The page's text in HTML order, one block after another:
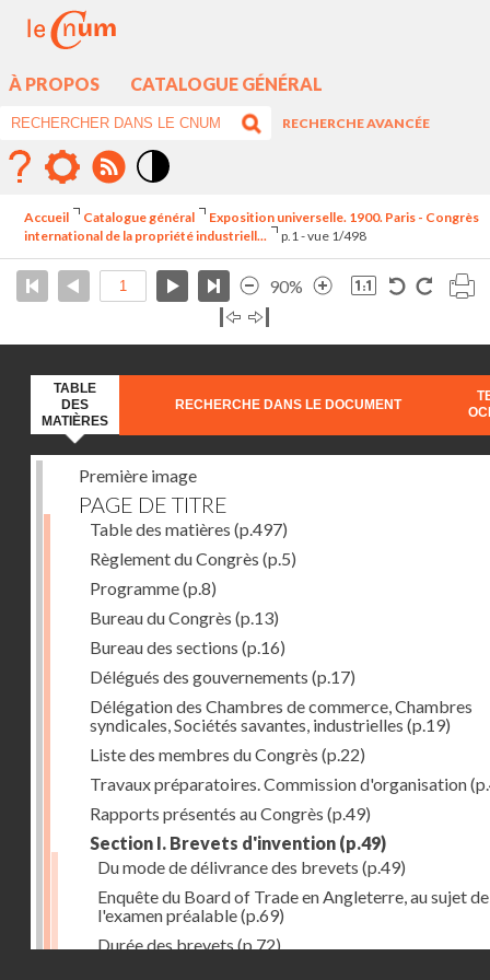
À PROPOS CATALOGUE GÉNÉRAL
RECHERCHE AVANCÉE
élévé
Accueil Catalogue général
Exposition universelle. 1900. Paris - Congrès
international de la propriété industriell...
p.1 - vue 1/498
90%
TABLE
DES
MATIÈRES
RECHERCHE DANS LE DOCUMENT
Première image
PAGE DE TITRE
Table des matières (p.497)
Règlement du Congrès (p.5)
Programme(p.8)
Bureau du Congrès (p.13)
Bureau des sections (p.16)
Délégués des gouvernements (p.17)
Délégation des Chambres de commerce, Chambres
syndicales, Sociétés savantes, industrielles (p.19)
Liste des membres du Congrès (p.22)
Travaux préparatoires. Commission d'organisation
Rapports présentés au Congrès (p.49)
Section I. Brevets d'invention (p.49)
Du mode de délivrance des brevets (p.49)
Enquête du Board of Trade en Angleterre, au sujet de
l'examen préalable(p.69)
Durée des brevets (p.72)